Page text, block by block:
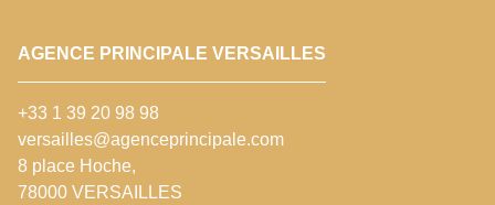
AGENCE PRINCIPALE VERSAILLES
+33 1 39 20 98 98
versailles@agenceprincipale.com
8 place Hoche,
78000 VERSAILLES